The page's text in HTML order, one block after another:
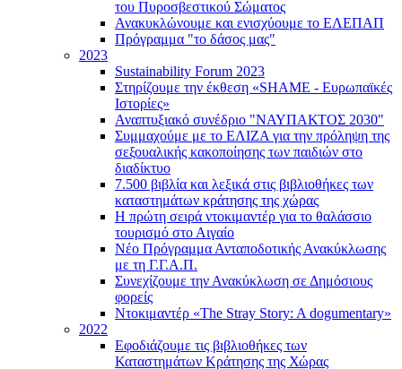
του Πυροσβεστικού Σώματος
Ανακυκλώνουμε και ενισχύουμε το ΕΛΕΠΑΠ
Πρόγραμμα "το δάσος μας"
2023
Sustainability Forum 2023
Στηρίζουμε την έκθεση «SHAME - Ευρωπαϊκές
Ιστορίες»
Αναπτυξιακό συνέδριο "ΝΑΥΠΑΚΤΟΣ 2030"
Συμμαχούμε με το ΕΛΙΖΑ για την πρόληψη της
σεξουαλικής κακοποίησης των παιδιών στο
διαδίκτυο
7.500 βιβλία και λεξικά στις βιβλιοθήκες των
καταστημάτων κράτησης της χώρας
Η πρώτη σειρά ντοκιμαντέρ για το θαλάσσιο
τουρισμό στο Αιγαίο
Νέο Πρόγραμμα Ανταποδοτικής Ανακύκλωσης
με τη Γ.Γ.Α.Π.
Συνεχίζουμε την Ανακύκλωση σε Δημόσιους
φορείς
Ντοκιμαντέρ «The Stray Story: A dogumentary»
2022
Εφοδιάζουμε τις βιβλιοθήκες των
Καταστημάτων Κράτησης της Χώρας